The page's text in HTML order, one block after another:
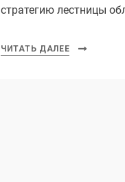
стратегию лестницы
ЧИТАТЬ ДАЛЕЕ